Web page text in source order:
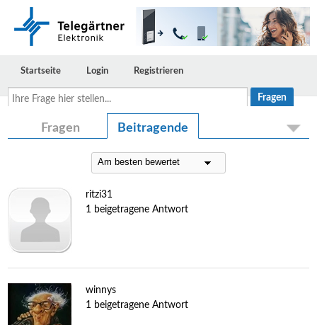
Ihre
Frage
Startseite Login Registrieren
Fragen Beitragende
ritzi31
1 beigetragene Antwort
winnys
1 beigetragene Antwort